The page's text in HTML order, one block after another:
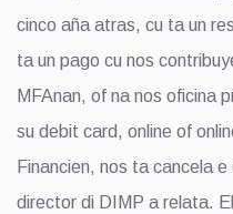
cinco aña atras, cu ta un
ta un pago cu nos
MFAnan, of na nos oficina
su debit card, online of
Financien, nos ta cancela
director di DIMP a relata.